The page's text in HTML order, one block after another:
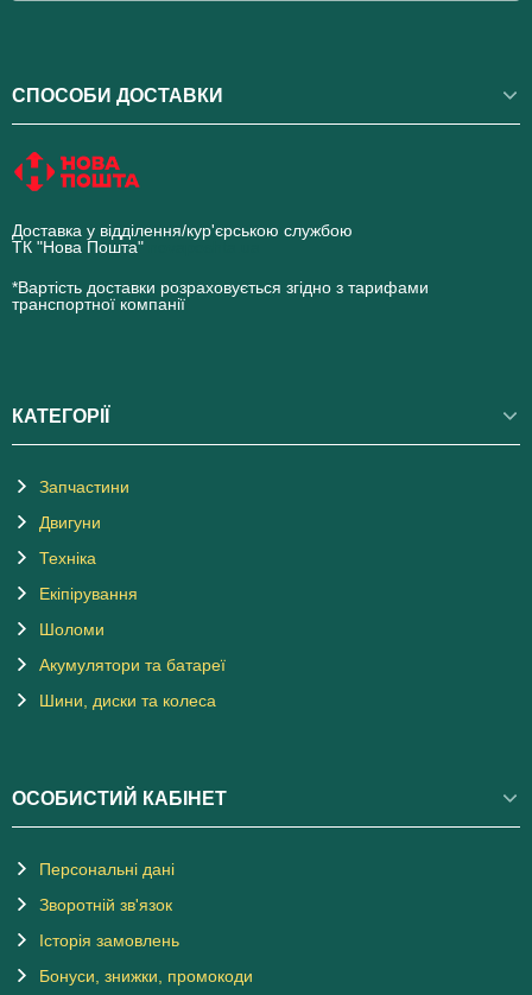
СПОСОБИ ДОСТАВКИ
Доставка у відділення/кур'єрською службою
ТК "Нова Пошта"
*Вартість доставки розраховується згідно з тарифами
транспортної компанії
КАТЕГОРІЇ
Запчастини
Двигуни
Техніка
Екіпірування
Шоломи
Акумулятори та батареї
Шини, диски та колеса
ОСОБИСТИЙ КАБІНЕТ
Персональні дані
Зворотній зв'язок
Історія замовлень
Бонуси, знижки, промокоди